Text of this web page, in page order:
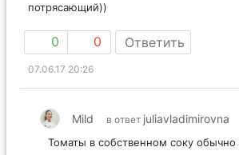
потрясающий))
0 0 Ответить
07.06.17 20:26
Mild в ответ juliavladimirovna
Томаты в собственном соку